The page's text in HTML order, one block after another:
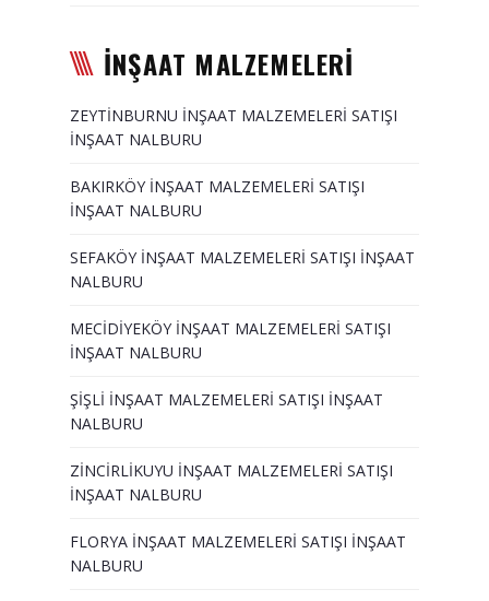
İNŞAAT MALZEMELERİ
ZEYTİNBURNU İNŞAAT MALZEMELERİ SATIŞI
İNŞAAT NALBURU
BAKIRKÖY İNŞAAT MALZEMELERİ SATIŞI
İNŞAAT NALBURU
SEFAKÖY İNŞAAT MALZEMELERİ SATIŞI İNŞAAT
NALBURU
MECİDİYEKÖY İNŞAAT MALZEMELERİ SATIŞI
İNŞAAT NALBURU
ŞİŞLİ İNŞAAT MALZEMELERİ SATIŞI İNŞAAT
NALBURU
ZİNCİRLİKUYU İNŞAAT MALZEMELERİ SATIŞI
İNŞAAT NALBURU
FLORYA İNŞAAT MALZEMELERİ SATIŞI İNŞAAT
NALBURU